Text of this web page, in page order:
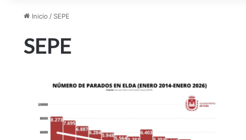
Inicio / SEPE
SEPE